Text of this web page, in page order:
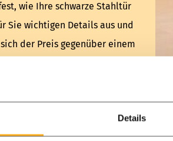
Details
wie Ihre schwarze Stahltür
Sie wichtigen Details aus und
der Preis gegenüber einem
Stahltür dient dabei
auch Variationen davon
Lackfarben, die am
Geschmack bestimmt die